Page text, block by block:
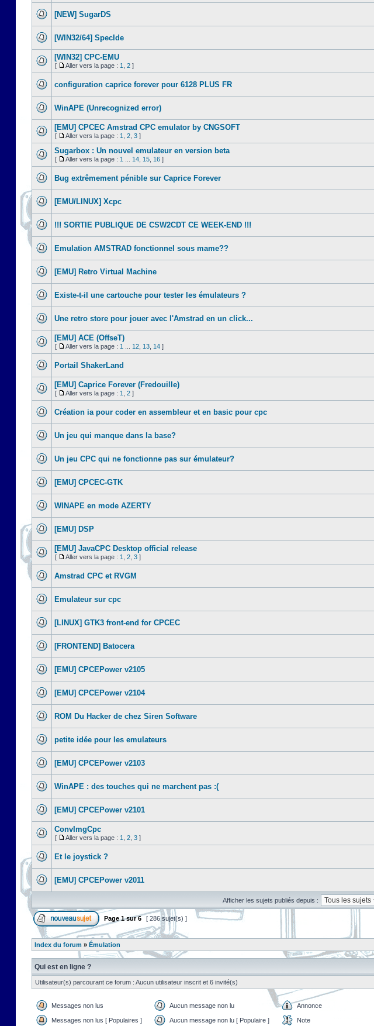
[NEW] SugarDS
[WIN32/64] SpecIde
[WIN32] CPC-EMU
[ Aller vers la page : 1 2 ]
configuration caprice forever pour 6128 PLUS FR
WinAPE (Unrecognized error)
[EMU] CPCEC Amstrad CPC emulator by CNGSOFT
[ Aller vers la page : 1 2 3 ]
Sugarbox : Un nouvel emulateur en version beta
[ Aller vers la page : 1 14 15 16 ]
Bug extrêmement pénible sur Caprice Forever
[EMU/LINUX] Xcpc
!!! SORTIE PUBLIQUE DE CSW2CDT CE WEEK-END !!!
Emulation AMSTRAD fonctionnel sous mame??
[EMU] Retro Virtual Machine
Existe-t-il une cartouche pour tester les émulateurs ?
Une retro store pour jouer avec l'Amstrad en un click...
[EMU] ACE (OffseT)
[ Aller vers la page : 1 12 13 14 ]
Portail ShakerLand
[EMU] Caprice Forever (Fredouille)
[ Aller vers la page : 1 2 ]
Création ia pour coder en assembleur et en basic pour cpc
Un jeu qui manque dans la base?
Un jeu CPC qui ne fonctionne pas sur émulateur?
[EMU] CPCEC-GTK
WINAPE en mode AZERTY
[EMU] DSP
[EMU] JavaCPC Desktop official release
[ Aller vers la page : 1 2 3 ]
Amstrad CPC et RVGM
Emulateur sur cpc
[LINUX] GTK3 front-end for CPCEC
[FRONTEND] Batocera
[EMU] CPCEPower v2105
[EMU] CPCEPower v2104
ROM Du Hacker de chez Siren Software
petite idée pour les emulateurs
[EMU] CPCEPower v2103
WinAPE : des touches qui ne marchent pas :(
[EMU] CPCEPower v2101
ConvImgCpc
[ Aller vers la page : 1 2 3 ]
Et le joystick ?
[EMU] CPCEPower v2011
Afficher les sujets publiés depuis :
Page1sur6 [ 286 sujet(s) ]
Index du forum » Émulation
Qui est en ligne ?
Utilisateur(s) parcourant ce forum : Aucun utilisateur inscrit et 6 invité(s)
Messages non lus Aucun message non lu Annonce
Messages non lus [ Populaires ] Aucun message non lu [ Populaire ] Note